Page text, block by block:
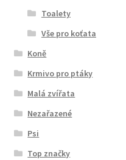
Toalety
Vše pro koťata
Koně
Krmivo pro ptáky
Malá zvířata
Nezařazené
Psi
Top značky